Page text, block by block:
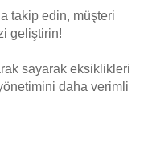
takip edin, müşteri
geliştirin!
sayarak eksiklikleri
daha verimli